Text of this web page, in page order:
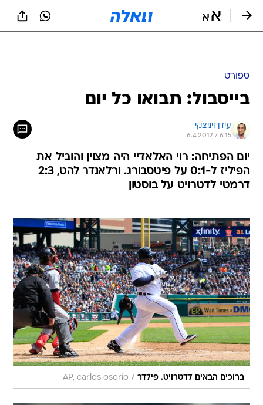
ספורט
בייסבול: תבואו כל יום
עידן ויניצקי
6.4.2012 / 6:15
יום הפתיחה: רוי האלאדיי היה מצוין והוביל את
הפיליז ל-0:1 על פיטסבורג. ורלאנדר להט, 2:3
דרמטי לדטרויט על בוסטון
ברוכים הבאים לדטרויט. פילדר /
AP, carlos osorio